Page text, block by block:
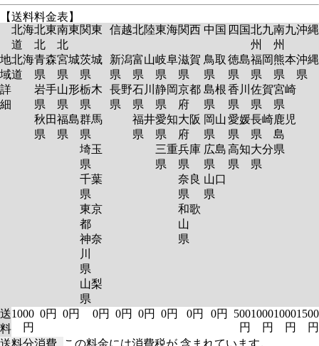
【送料料金表】
北海
道
北東
北
南東
北
関東 信越北陸東海関西 中国 四国北九
州
南九
州
沖縄
地
域
詳
細
北海
道
青森
県
岩手
県
秋田
県
宮城
県
山形
県
福島
県
茨城
県
栃木
県
群馬
県
埼玉
県
千葉
県
東京
都
神奈
川
県
山梨
県
新潟
県
長野
県
富山
県
石川
県
福井
県
岐阜
県
静岡
県
愛知
県
三重
県
滋賀
県
京都
府
大阪
府
兵庫
県
奈良
県
和歌
山
県
鳥取
県
島根
県
岡山
県
広島
県
山口
県
徳島
県
香川
県
愛媛
県
高知
県
福岡
県
佐賀
県
長崎
県
大分
県
熊本
県
宮崎
県
鹿児
島
県
沖縄
県
送
料
1000
円
0円 0円 0円 0円 0円 0円 0円 0円
500
円
1000
円
1000
円
1500
円